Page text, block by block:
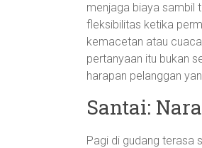
menjaga biaya sambil
fleksibilitas ketika
kemacetan atau
pertanyaan itu bukan
harapan pelanggan
Santai:
Pagi di gudang terasa